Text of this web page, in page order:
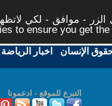
- موافق - لكي
to ensure you get
حقوق الإنسان - اخبار الرياضة
التبرع للموقع - ادعمونا